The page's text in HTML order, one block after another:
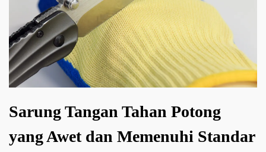
Sarung Tangan Tahan Potong
yang Awet dan Memenuhi Standar